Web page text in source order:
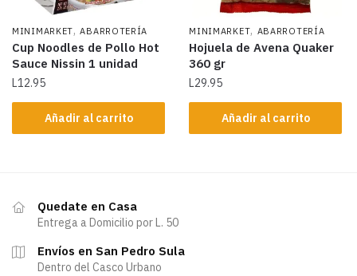
MINIMARKET,ABARROTERÍA
Cup Noodles de Pollo Hot
Sauce Nissin 1 unidad
L12.95
Añadir al carrito
MINIMARKET, ABARROTERÍA
Hojuela de Avena Quaker
360 gr
L29.95
Añadir al carrito
Quedate en Casa
Entrega a Domicilio por L. 50
Envíos en San Pedro Sula
Dentro del Casco Urbano